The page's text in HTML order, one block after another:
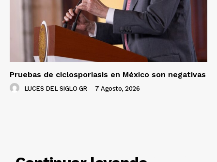
Pruebas de ciclosporiasis en México son negativas
LUCES DEL SIGLO GR - 7 Agosto, 2026